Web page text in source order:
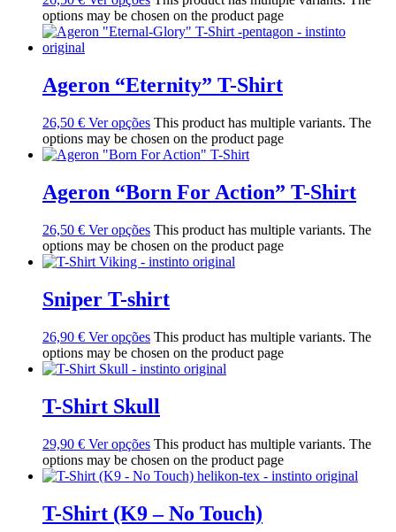
options may be chosen on the product page
Ageron “Eternity” T-Shirt
26,50 € Ver opções This product has multiple variants. The
options may be chosen on the product page
Ageron “Born For Action” T-Shirt
26,50 € Ver opções This product has multiple variants. The
options may be chosen on the product page
Sniper T-shirt
26,90 € Ver opções This product has multiple variants. The
options may be chosen on the product page
T-Shirt Skull
29,90 € Ver opções This product has multiple variants. The
options may be chosen on the product page
T-Shirt (K9 – No Touch)